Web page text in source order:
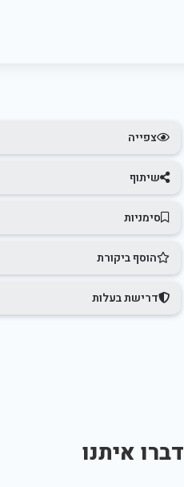
צפייה
שיתוף
סימניות
הוסף ביקורת
דרישת בעלות
דברו איתנו